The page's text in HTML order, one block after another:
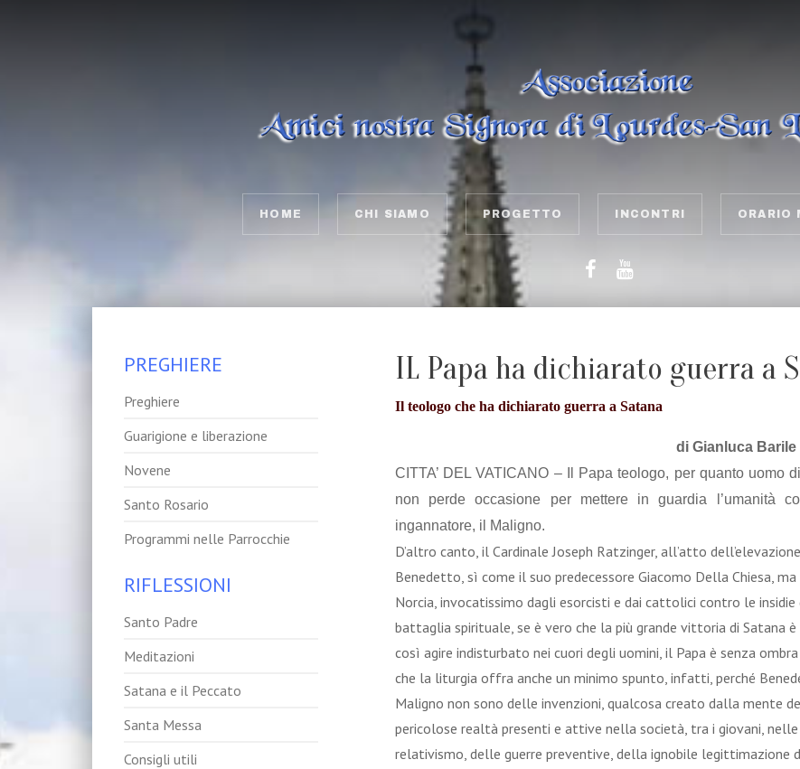
HOME CHI SIAMO PROGETTO INCONTRI ORARIO
PREGHIERE
Preghiere
Guarigione e liberazione
Novene
Santo Rosario
Programmi nelle Parrocchie
RIFLESSIONI
Santo Padre
Meditazioni
Satana e il Peccato
Santa Messa
Consigli utili
IL Papa ha dichiarato guerra a
Il teologo che ha dichiarato guerra a Satana
di Gianluca Barile
CITTA’ DEL VATICANO – Il Papa teologo, per quanto uomo
non perde occasione per mettere in guardia l’umanità
ingannatore, il Maligno.
D’altro canto, il Cardinale Joseph Ratzinger, all’atto
Benedetto, sì come il suo predecessore Giacomo Della Chiesa,
Norcia, invocatissimo dagli esorcisti e dai cattolici contro le
battaglia spirituale, se è vero che la più grande vittoria di Satana
così agire indisturbato nei cuori degli uomini, il Papa è senza
che la liturgia offra anche un minimo spunto, infatti, perché
Maligno non sono delle invenzioni, qualcosa creato dalla mente
pericolose realtà presenti e attive nella società, tra i giovani,
relativismo, delle guerre preventive, della ignobile legittimazione